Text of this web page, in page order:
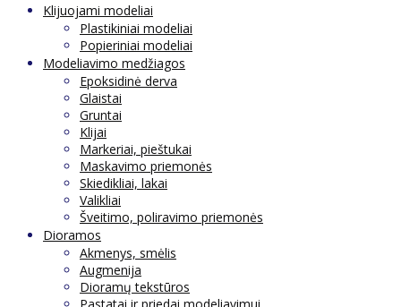
Klijuojami modeliai
Plastikiniai modeliai
Popieriniai modeliai
Modeliavimo medžiagos
Epoksidinė derva
Glaistai
Gruntai
Klijai
Markeriai, pieštukai
Maskavimo priemonės
Skiedikliai, lakai
Valikliai
Šveitimo, poliravimo priemonės
Dioramos
Akmenys, smėlis
Augmenija
Dioramų tekstūros
Pastatai ir priedai modeliavimui